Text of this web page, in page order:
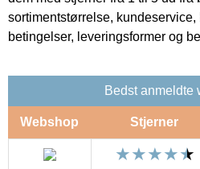
sortimentstørrelse,
betingelser, leveringsformer og
Bedst anmeldte
Webshop Stjerner